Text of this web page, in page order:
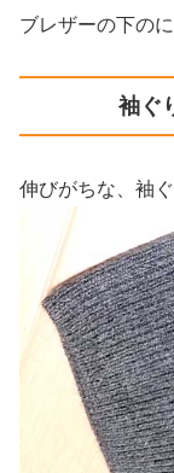
ブレザーの下の
袖ぐ
伸びがちな、袖